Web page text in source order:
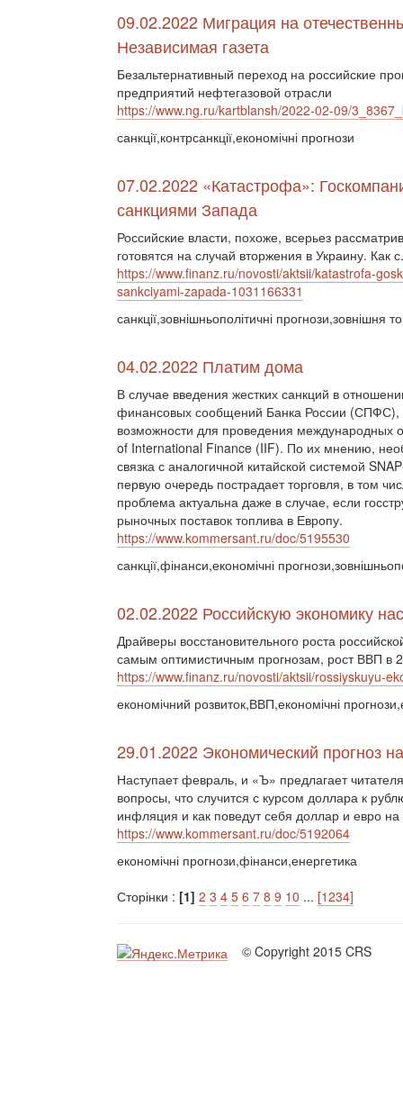
09.02.2022 Миграция на
Независимая газета
Безальтернативный переход на российские
предприятий нефтегазовой отрасли
https://www.ng.ru/kartblansh/2022-02-09/
санкції,контрсанкції,економічні прогнози
07.02.2022 «Катастрофа»:
санкциями Запада
Российские власти, похоже, всерьез
готовятся на случай вторжения в Украину. Как
https://www.finanz.ru/novosti/aktsii/katastrofa-
sankciyami-zapada-1031166331
санкції,зовнішньополітичні прогнози,зовнішня
04.02.2022 Платим дома
В случае введения жестких санкций в
финансовых сообщений Банка России (СПФС),
возможности для проведения международных
of International Finance (IIF). По их мнению,
связка с аналогичной китайской системой
первую очередь пострадает торговля, в том
проблема актуальна даже в случае, если
рыночных поставок топлива в Европу.
https://www.kommersant.ru/doc/5195530
санкції,фінанси,економічні
02.02.2022 Российскую экономику
Драйверы восстановительного роста
самым оптимистичным прогнозам, рост ВВП в
https://www.finanz.ru/novosti/aktsii/rossiyskuyu-
економічний розвиток,ВВП,економічні
29.01.2022 Экономический прогноз
Наступает февраль, и «Ъ» предлагает
вопросы, что случится с курсом доллара к
инфляция и как поведут себя доллар и евро
https://www.kommersant.ru/doc/5192064
економічні прогнози,фінанси,енергетика
Сторінки : [1] 2 3 4 5 6 7 8 9 10 ... [1234]
© Copyright 2015 CRS